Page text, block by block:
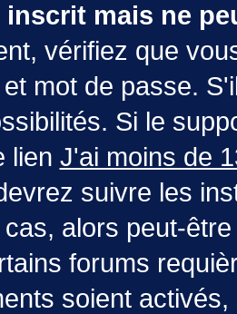
inscrit mais ne
vérifiez que
mot de passe.
Si le
lien J'ai moins de
suivre les
alors peut-
forums
soient